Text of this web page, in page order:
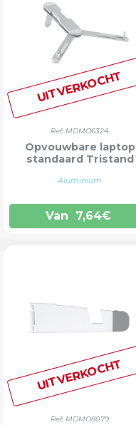
UITVERKOCHT
Ref: MDMO6324
Opvouwbare laptop
standaard Tristand
Aluminium
Van 7,64€
UITVERKOCHT
Ref: MDMO8079